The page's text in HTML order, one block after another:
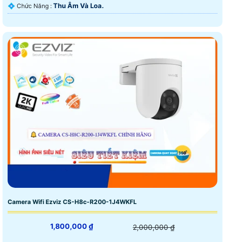
️💠 Chức Năng : Thu Âm Và Loa.
Camera Wifi Ezviz CS-H8c-R200-1J4WKFL
1,800,000 ₫ 2,000,000 ₫